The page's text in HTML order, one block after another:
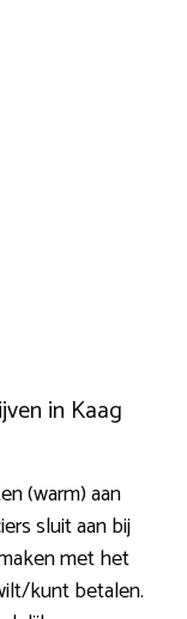
in Kaag
(warm) aan
sluit aan bij
met het
kunt betalen.